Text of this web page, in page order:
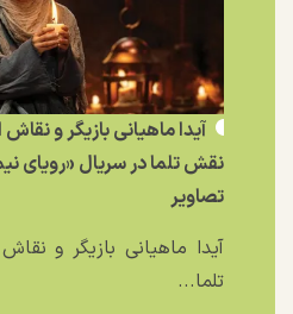
آیدا ماهیانی بازیگر و نقاش
نقش تلما در سریال
تصاویر
آیدا ماهیانی بازیگر و
تلما...